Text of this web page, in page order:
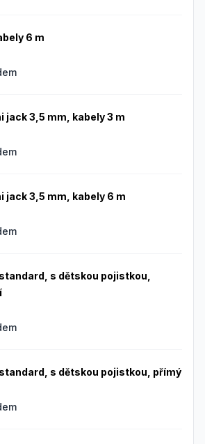
6 m
jack 3,5 mm, kabely 3 m
jack 3,5 mm, kabely 6 m
s dětskou pojistkou,
s dětskou pojistkou, přímý